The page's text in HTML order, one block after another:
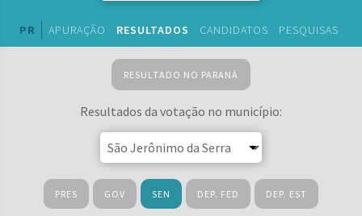
PR APURAÇÃO RESULTADOS CANDIDATOS PESQUISAS
RESULTADO NO PARANÁ
Resultados da votação no município:
PRES GOV SEN DEP. FED DEP. EST